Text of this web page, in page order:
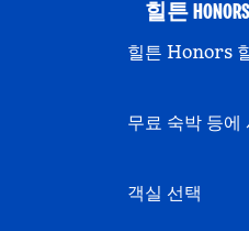
힐튼
힐튼 Honors
무료 숙박 등에
객실 선택